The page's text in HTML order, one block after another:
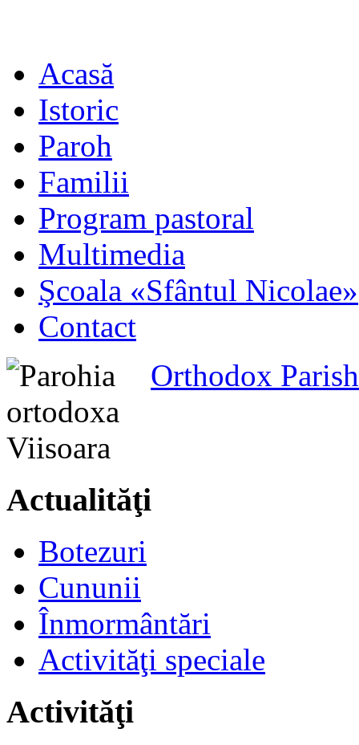
Acasă
Istoric
Paroh
Familii
Program pastoral
Multimedia
Şcoala «Sfântul Nicolae»
Contact
Orthodox
Actualităţi
Botezuri
Cununii
Înmormântări
Activităţi speciale
Activităţi